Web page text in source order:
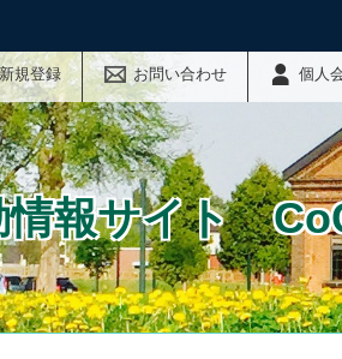
新規登録 お問い合わせ 個人
情報サイト